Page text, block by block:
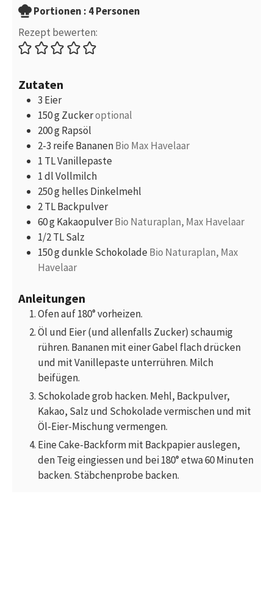
Portionen
Portionen : 4Personen
Rezept bewerten:
Zutaten
3 Eier
150gZuckeroptional
200gRapsöl
2-3 reife BananenBio Max Havelaar
1 TLVanillepaste
1dlVollmilch
250ghelles Dinkelmehl
2TLBackpulver
60gKakaopulverBio Naturaplan, Max Havelaar
1/2TLSalz
150gdunkle SchokoladeBio Naturaplan, Max
Havelaar
Anleitungen
Ofen auf 180° vorheizen.
Öl und Eier (und allenfalls Zucker) schaumig
rühren. Bananen mit einer Gabel flach drücken
und mit Vanillepaste unterrühren. Milch
beifügen.
Schokolade grob hacken. Mehl, Backpulver,
Kakao, Salz und Schokolade vermischen und mit
Öl-Eier-Mischung vermengen.
Eine Cake-Backform mit Backpapier auslegen,
den Teig eingiessen und bei 180° etwa 60 Minuten
backen. Stäbchenprobe backen.